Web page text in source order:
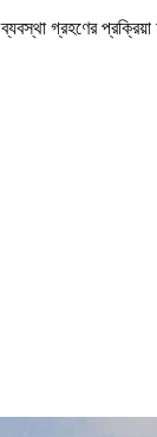
গ্রহণের প্রক্রিয়া